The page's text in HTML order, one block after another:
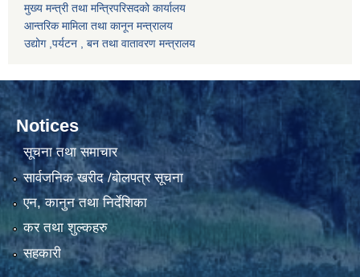
मुख्य मन्त्री तथा मन्त्रिपरिसदको कार्यालय
आन्तरिक मामिला तथा कानून मन्त्रालय
उद्योग ,पर्यटन , बन तथा वातावरण मन्त्रालय
Notices
सूचना तथा समाचार
सार्वजनिक खरीद /बोलपत्र सूचना
एन, कानुन तथा निर्देशिका
कर तथा शुल्कहरु
सहकारी